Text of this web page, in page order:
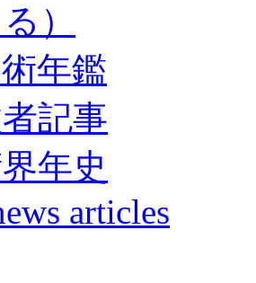
）
年鑑
記事
年史
articles